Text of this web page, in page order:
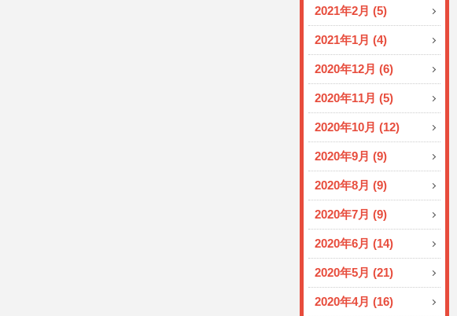
2021年2月 (5)
2021年1月 (4)
2020年12月 (6)
2020年11月 (5)
2020年10月 (12)
2020年9月 (9)
2020年8月 (9)
2020年7月 (9)
2020年6月 (14)
2020年5月 (21)
2020年4月 (16)